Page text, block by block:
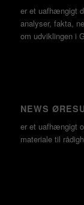
er et uafhængigt
analyser, fakta,
om udviklingen i
NEWS
er et uafhængigt
materiale til